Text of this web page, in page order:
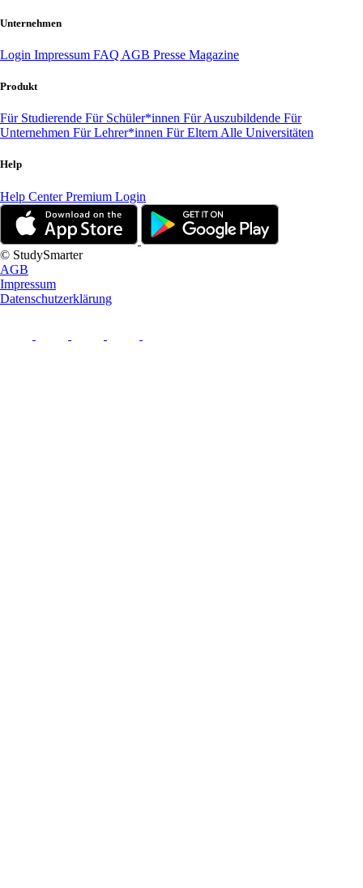
Unternehmen
Login Impressum FAQ AGB Presse Magazine
Produkt
Für Studierende Für Schüler*innen Für Auszubildende Für
Unternehmen Für Lehrer*innen Für Eltern Alle Universitäten
Help
Help CenterPremium Login
© StudySmarter
AGB
Impressum
Datenschutzerklärung